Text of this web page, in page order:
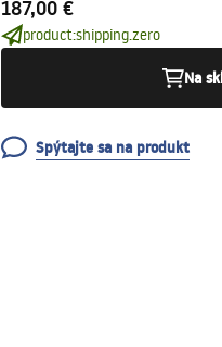
187,00 €
product:shipping.zero
Na
Spýtajte sa na produkt